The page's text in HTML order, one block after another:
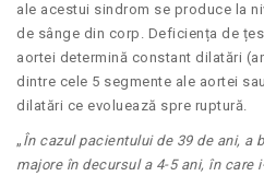
ale acestui sindrom se produce la
de sânge din corp. Deficiența de
aortei determină constant dilatări
dintre cele 5 segmente ale aortei
dilatări ce evoluează spre ruptură.
„ În cazul pacientului de 39 de ani, a
majore în decursul a 4-5 ani, în care